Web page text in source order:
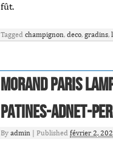
fût.
Tagged champignon, deco, gradins,
MORAND PARIS
patines-adnet-
By admin Published février 2,